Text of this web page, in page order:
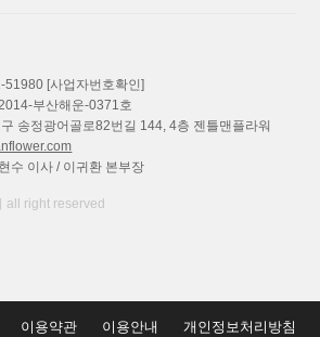
51980 [사업자번호확인]
부산해운-0371호
송정광어골로82번길 144, 4층 젠틀맨플라워
수 이사 / 이귀환 본부장
all right reserved
이용약관 이용안내 개인정보처리방침